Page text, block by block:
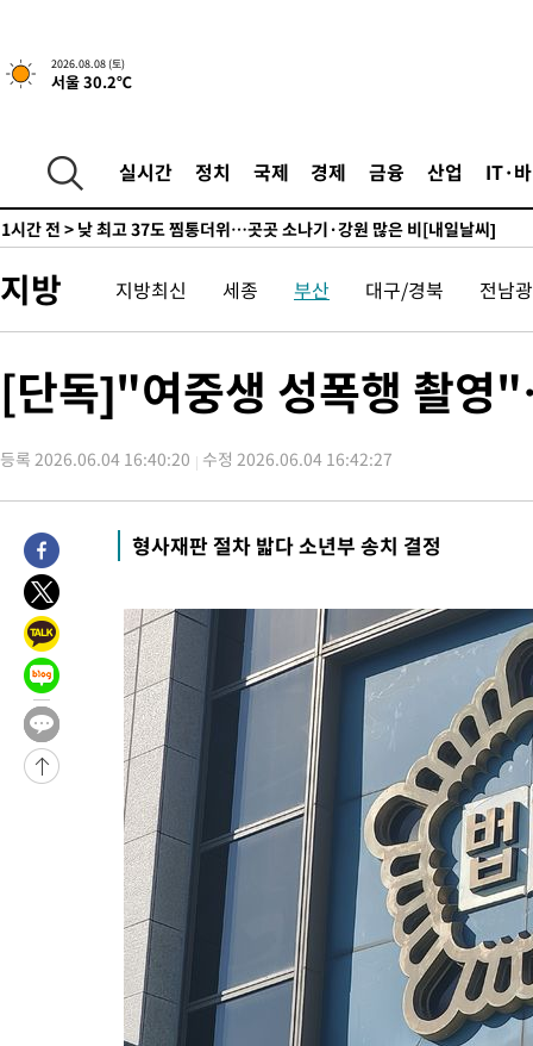
2026.08.08 (토)
서울 30.2℃
실시간 정치 국제 경제 금융 산업 IT·
-6647초 전 >[속보]이 대통령 "부동산 공급 기존 사고방식 매달리지 말고 과
실천"
-5732초 전 >이란, "오만과 '중앙 단일 루트' 합의…북쪽 인바운드·남쪽 아
45분 전 >[속보]이 대통령, '호우피해' 안동·의성 관할 4개 면 특별재난지역
46분 전 > [단독]중수청 지원 검사들, 정원 초과 시 낮은 계급 임용…희망지 못
도
1시간 전 > 낮 최고 37도 찜통더위…곳곳 소나기·강원 많은 비[내일날씨]
2시간 전 >
여자배구 이재영·이다영 자매, 아제르바이잔 투란VC 입단
2시간 전 >외국인 심판 성 접대 7경기 들여다보니…한국 축구 '5승 2무'
2시간 전 >[속보]코스피, 6200선 약보합…0.60% 내린 6258.77에 마쳐
2시간 전 >
[속보]원·달러 환율, 7.7원 내린 1416.1원 마감
3시간 전 >[속보] 노원서 40.1도 관측…서울, 2018년 이후 첫 40도
외신들도 주목한 韓축구 파문…"국민적 공분에 수사 재개"
4시간 전 >
11시간 압수수색에 성접대 파문까지…'쑥대밭' 된 축구협회
4시간 전 >
후임
-14217초 전 >
이강인, 폭염 속 AT마드리드 첫 훈련…80명 식사 대접까지(종
-11356초 전 >
미 사업체 일자리, 7월에 2.3만개 순감하고 그 전 2개월 10.3
하향수정 (2보)
-10804초 전 >
[속보] 미 사업체, 일자리 7월에 2.3만 개 줄어…실업률은
-6667초 전 >
[속보]이 대통령 "부동산 공급 기존 사고방식 매달리지 말고 과
실천"
-5752초 전 >
이란, "오만과 '중앙 단일 루트' 합의…북쪽 인바운드·남쪽 아
드는 임시"
"낮 기온 소폭 하락"…수도권 폭염중대경보, 폭염경보로 하향
[속보]이 대통령, '호우피해' 안동·의성 관할 4개 면 특별재난지역
[단독]중수청 지원 검사들, 정원 초과 시 낮은 계급 임용…희망지 못
낮 최고 37도 찜통더위…곳곳 소나기·강원 많은 비[내일날씨]
SK하이닉스, 용인·청주 팹에 54조 투자…"AI 메모리 수요 선제
여자배구 이재영·이다영 자매, 아제르바이잔 투란VC 입단
외국인 심판 성 접대 7경기 들여다보니…한국 축구 '5승 2무'
[속보]코스닥, 2.86포인트(0.36%) 내린 798.81마감
지방 지방최신 세종 부산 대구/경북 전남
[단독]"여중생 성폭행 촬영
등록 2026.06.04 16:40:20 수정 2026.06.04 16:42:27
형사재판 절차 밟다 소년부 송치 결정